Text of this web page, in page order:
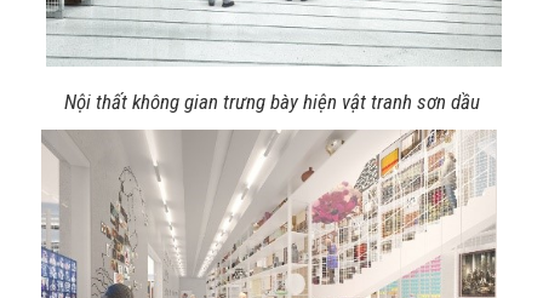
Nội thất không gian trưng bày hiện vật tranh sơn dầu